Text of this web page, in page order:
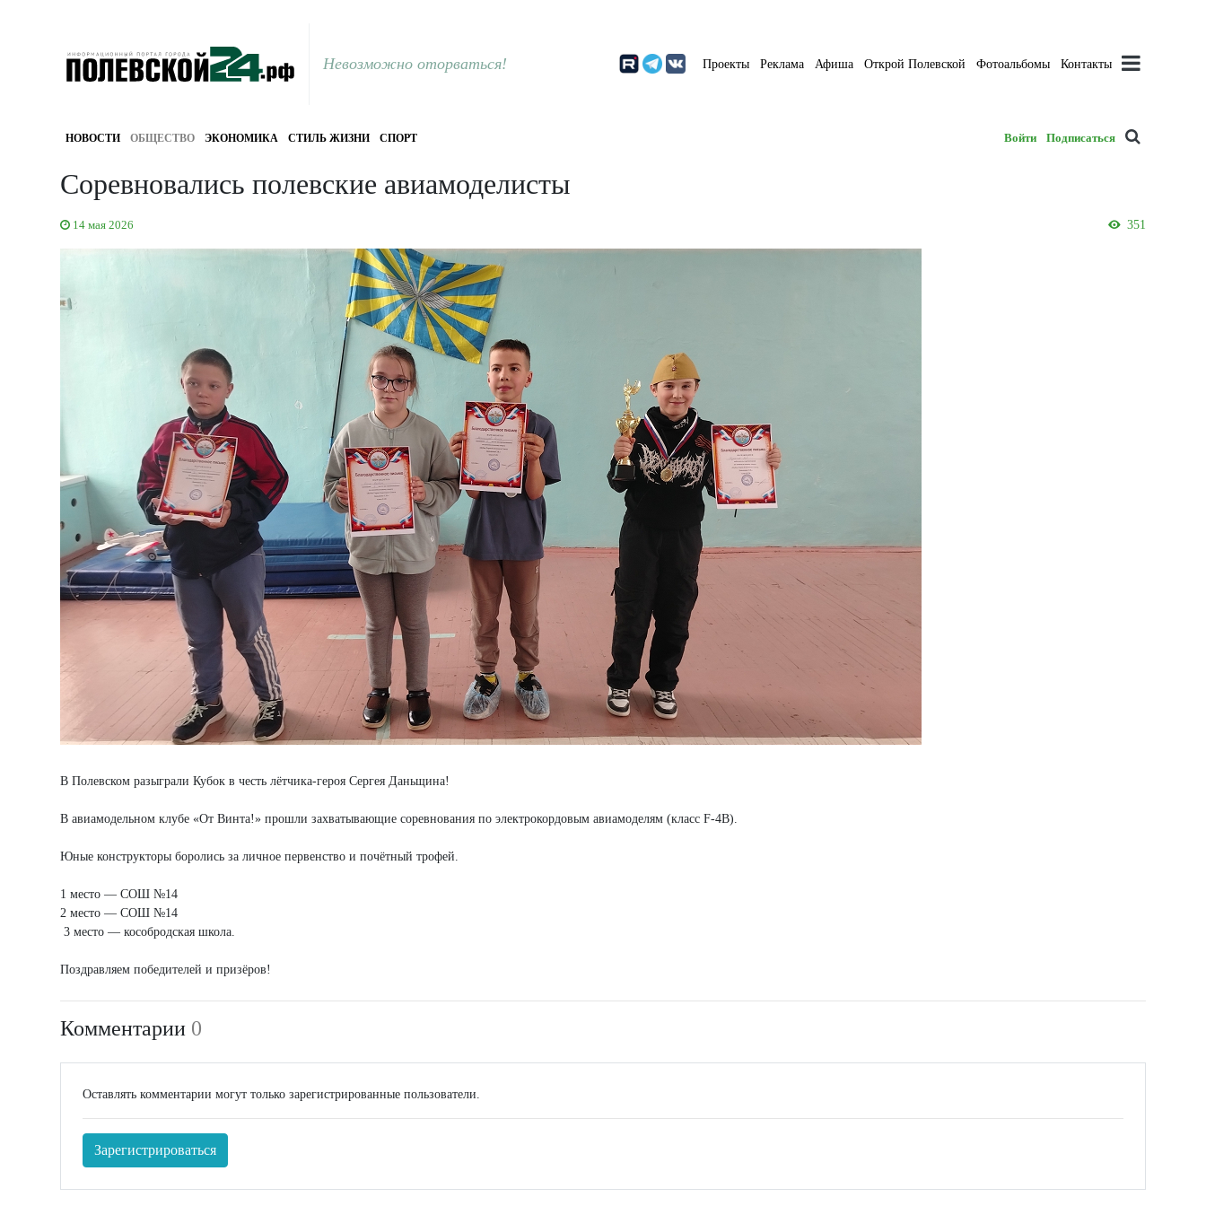
Невозможно оторваться! Проекты Реклама Афиша Открой Полевской Фотоальбомы Контакты
НОВОСТИ ОБЩЕСТВО ЭКОНОМИКА СТИЛЬ ЖИЗНИ СПОРТ Войти Подписаться
Соревновались полевские авиамоделисты
14 мая 2026 351
В Полевском разыграли Кубок в честь лётчика-героя Сергея Даньщина!
​В авиамодельном клубе «От Винта!» прошли захватывающие соревнования по электрокордовым авиамоделям (класс F-4B).
Юные конструкторы боролись за личное первенство и почётный трофей.
1 место — СОШ №14
2 место — СОШ №14
3 место — кособродская школа.
​Поздравляем победителей и призёров!
Комментарии 0
Оставлять комментарии могут только зарегистрированные пользователи.
Зарегистрироваться